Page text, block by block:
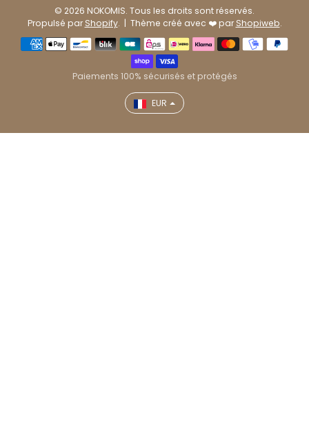
© 2026 NOKOMIS. Tous les droits sont réservés.
Propulsé par Shopify. | Thème créé avec ❤️ par Shopiweb.
Méthodes de paiement
Paiements 100% sécurisés et protégés
EUR